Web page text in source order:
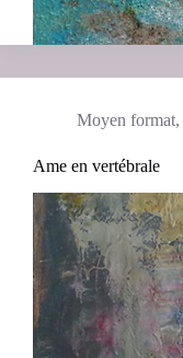
Moyen format,
Ame en vertébrale